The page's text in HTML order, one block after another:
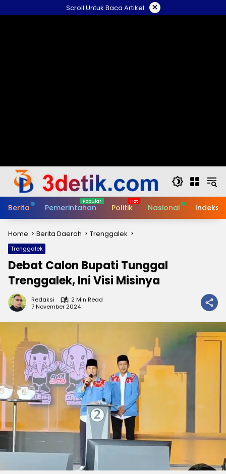
to
Scroll Untuk Baca Artikel ×
Berita Pemerintahan Politik Nasional Indeks
Home Berita Daerah Trenggalek
Trenggalek
Debat Calon Bupati Tunggal
Trenggalek, Ini Visi Misinya
Redaksi
2 Min Read
7 November 2024